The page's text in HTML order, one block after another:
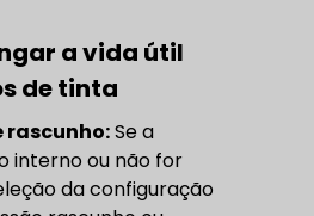
a vida útil
de tinta
rascunho:Se a
interno ou não for
da configuração